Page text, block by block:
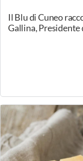
14/04/2025
Milano, Formaggi
lombarde